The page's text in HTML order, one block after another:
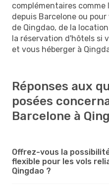
complémentaires
depuis Barcelone ou
de Qingdao, de la
la réservation d'hôtels si
et vous héberger à
Réponses aux
posées
Barcelone à
Offrez-vous la
flexible pour les vols
Qingdao ?